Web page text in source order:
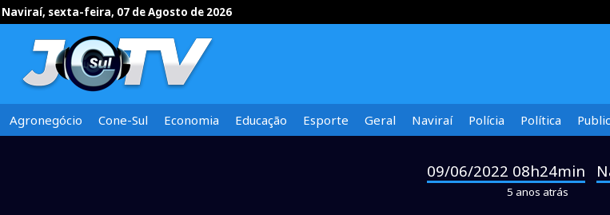
Naviraí, sexta-feira, 07 de Agosto de 2026
Agronegócio Cone-Sul Economia Educação Esporte Geral Naviraí Polícia Política
09/06/2022 08h24min
5 anos atrás